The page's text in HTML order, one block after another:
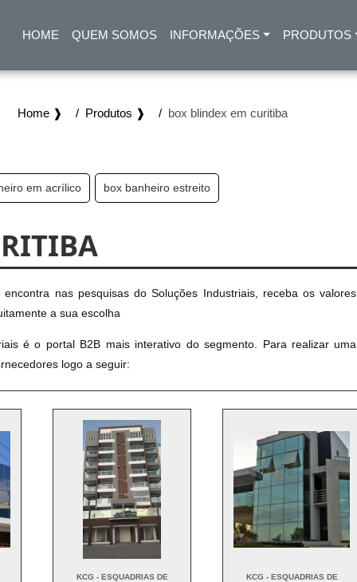
HOME
(CURRENT)
QUEM SOMOS INFORMAÇÕES PRODUTOS
Home ❱ Produtos ❱ box blindex em curitiba
em acrílico box banheiro estreito
nas pesquisas do Soluções Industriais, receba os valores
a sua escolha
é o portal B2B mais interativo do segmento. Para realizar uma
logo a seguir:
KCG - ESQUADRIAS DE KCG - ESQUADRIAS DE